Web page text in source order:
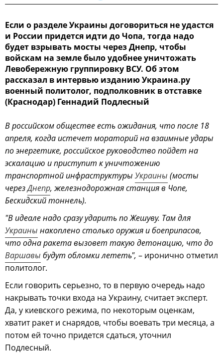
Если о разделе Украины договориться не удастся
и России придется идти до Чопа, тогда надо
будет взрывать мосты через Днепр, чтобы
войскам на земле было удобнее уничтожать
Левобережную группировку ВСУ. Об этом
рассказал в интервью изданию Украина.ру
военный политолог, подполковник в отставке
(Краснодар) Геннадий Подлесный
В российском обществе есть ожидания, что после 18
апреля, когда истечет мораторий на взаимные удары
по энергетике, российское руководство пойдет на
эскалацию и приступит к уничтожению
транспортной инфраструктуры Украины (мосты
черезДнепр, железнодорожная станция в Чопе,
Бескидский тоннель).
"В идеале надо сразу ударить по Жешуву. Там для
Украины накоплено столько оружия и боеприпасов,
что одна ракета вызовет такую детонацию, что до
Варшавы будут обломки лететь", – иронично отметил
политолог.
Если говорить серьезно, то в первую очередь надо
накрывать точки входа на Украину, считает эксперт.
Да, у киевского режима, по некоторым оценкам,
хватит ракет и снарядов, чтобы воевать три месяца, а
потом ей точно придется сдаться, уточнил
Подлесный.